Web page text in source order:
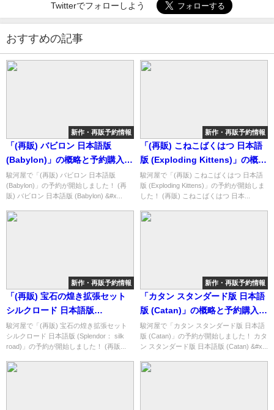
Twitterでフォローしよう
おすすめの記事
新作・再販予約情報
「(再販) バビロン 日本語版
(Babylon)」の概略と予約購入可
能なショップ紹介！
駿河屋で「(再販) バビロン 日本語版
(Babylon)」の予約が開始しました！ (再
販) バビロン 日本語版 (Babylon) &#x...
新作・再販予約情報
「(再販) こねこばくはつ 日本語
版 (Exploding Kittens)」の概略
と予約購入可能なショップ紹
介！
駿河屋で「(再販) こねこばくはつ 日本語
版 (Exploding Kittens)」の予約が開始しま
した！ (再販) こねこばくはつ 日本...
新作・再販予約情報
「(再販) 宝石の煌き拡張セット
シルクロード 日本語版
(Splendor： silk road)」の概略
と予約購入可能なショップ紹
介！
駿河屋で「(再販) 宝石の煌き拡張セット
シルクロード 日本語版 (Splendor： silk
road)」の予約が開始しました！ (再販...
新作・再販予約情報
「カタン スタンダード版 日本語
版 (Catan)」の概略と予約購入可
能なショップ紹介！
駿河屋で「カタン スタンダード版 日本語
版 (Catan)」の予約が開始しました！ カタ
ン スタンダード版 日本語版 (Catan) &#x...